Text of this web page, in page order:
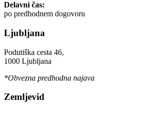
Delavni čas:
po predhodnem dogovoru
Ljubljana
Podutiška cesta 46,
1000 Ljubljana
*Obvezna predhodna najava
Zemljevid